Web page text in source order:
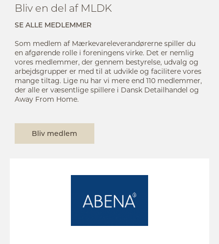
Bliv en del af MLDK
SE ALLE MEDLEMMER
Som medlem af Mærkevareleverandørerne spiller du
en afgørende rolle i foreningens virke. Det er nemlig
vores medlemmer, der gennem bestyrelse, udvalg og
arbejdsgrupper er med til at udvikle og facilitere vores
mange tiltag. Lige nu har vi mere end 110 medlemmer,
der alle er væsentlige spillere i Dansk Detailhandel og
Away From Home.
Bliv medlem